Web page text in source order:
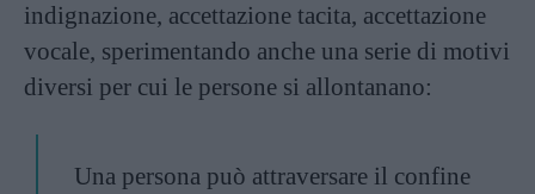
indignazione, accettazione tacita, accettazione
vocale, sperimentando anche una serie di motivi
diversi per cui le persone si allontanano:
Una persona può attraversare il confine